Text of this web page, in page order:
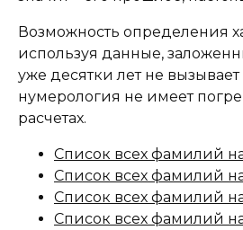
Возможность определения
используя данные,
уже десятки лет не
нумерология не имеет
расчетах.
Список всех фамилий
Список всех фамилий
Список всех фамилий
Список всех фамилий